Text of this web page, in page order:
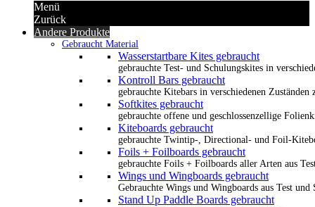
Menü
Zurück
Andere Produkte
Gebraucht Material
Wasserstartbare Kites gebraucht
gebrauchte Test- und Schulungskites in
Kontroll Bars gebraucht
gebrauchte Kitebars in verschiedenen Zuständen
Softkites gebraucht
gebrauchte offene und geschlossenzellige
Kiteboards gebraucht
gebrauchte Twintip-, Directional- und Foil-
Foils + Foilboards gebraucht
gebrauchte Foils + Foilboards aller Arten aus
Wings und Wingboards gebraucht
Gebrauchte Wings und Wingboards aus Test und
Stand Up Paddle Boards gebraucht